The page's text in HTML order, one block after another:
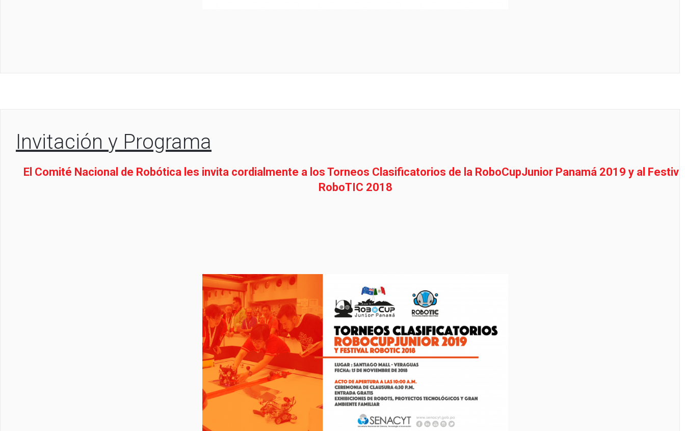
Invitación y Programa
El Comité Nacional de Robótica les invita cordialmente a los Torneos Clasificatorios de la RoboCupJunior Panamá 2019 y al
RoboTIC 2018